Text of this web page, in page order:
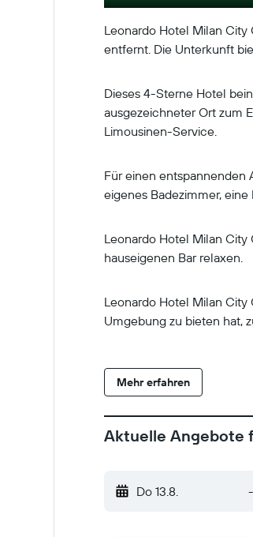
Leonardo Hotel Milan
entfernt. Die Unterkunft
Dieses 4-Sterne Hotel
ausgezeichneter Ort zum
Limousinen-Service.
Für einen entspannenden
eigenes Badezimmer,
Leonardo Hotel Milan City
hauseigenen Bar relaxen.
Leonardo Hotel Milan City
Umgebung zu bieten hat,
Mehr erfahren
Aktuelle Angebote
Do 13.8. -